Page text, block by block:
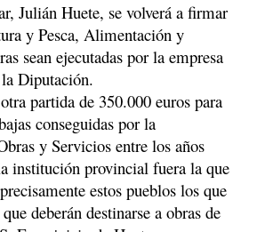
Julián Huete, se volverá a firmar
y Pesca, Alimentación y
sean ejecutadas por la empresa
Diputación.
partida de 350.000 euros para
conseguidas por la
y Servicios entre los años
institución provincial fuera la que
estos pueblos los que
deberán destinarse a obras de